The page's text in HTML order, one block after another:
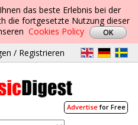
das beste Erlebnis bei der
die fortgesetzte Nutzung dieser
Cookies Policy
/ Registrieren
Advertisefor Free